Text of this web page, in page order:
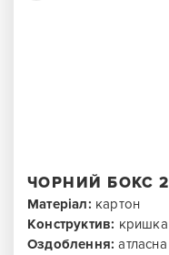
ЧОРНИЙ БОКС
Матеріал: картон
Конструктив: кришка
Оздоблення: